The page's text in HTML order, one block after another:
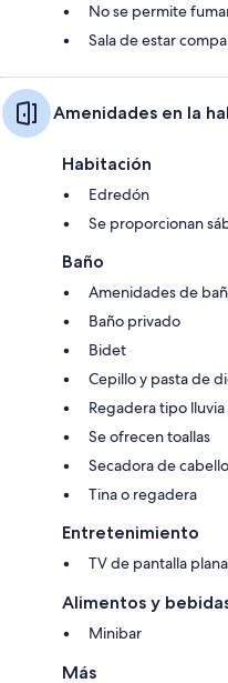
No se permite
Sala de estar
Amenidades en la
Habitación
Edredón
Se proporcionan
Baño
Amenidades de
Baño privado
Bidet
Cepillo y pasta de
Regadera tipo lluvia
Se ofrecen toallas
Secadora de cabello
Tina o regadera
Entretenimiento
TV de pantalla
Alimentos y
Minibar
Más